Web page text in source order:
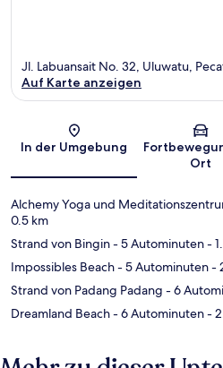
Karte
Jl. Labuansait No. 32, Uluwatu,
Auf Karte anzeigen
In der Umgebung
Ort
Alchemy Yoga und
0.5 km
Strand von Bingin- 5 Autominuten-
Impossibles Beach- 5 Autominuten-
Strand von Padang Padang - 6
Dreamland Beach- 6 Autominuten-